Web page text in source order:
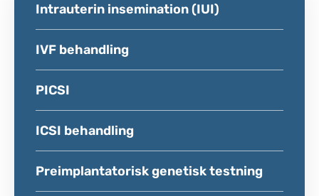
Intrauterin insemination (IUI)
IVF behandling
PICSI
ICSI behandling
Preimplantatorisk genetisk testning